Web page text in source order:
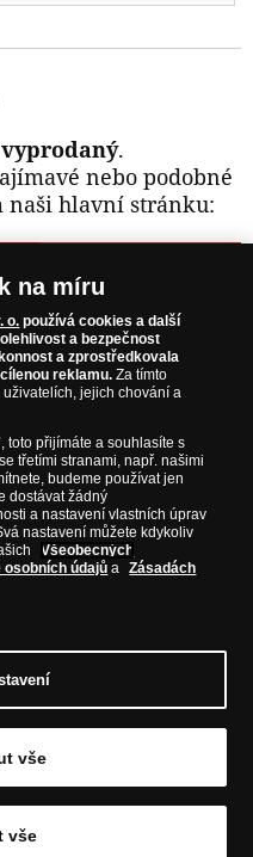
vyprodaný.
nebo podobné
naši hlavní stránku:
PRODUKTY NA
produkt opět skladem.
nákup
661/4, 186 00 Praha 8; Tel.:
v Praze, oddíl C, vložka 146644
na míru
o. používá cookies a další
a bezpečnost
a zprostředkovala
reklamu. Za tímto
jejich chování a
, toto přijímáte a souhlasíte s
třetími stranami, např. našimi
budeme používat jen
dostávat žádný
a nastavení vlastních úprav
nastavení můžete kdykoliv
Všeobecných
osobních údajů a
Zásadách
vše
vše